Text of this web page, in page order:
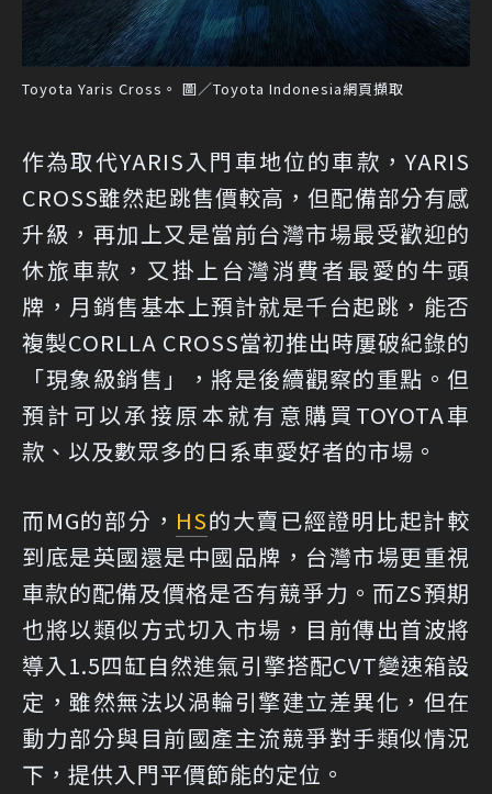
Toyota Yaris Cross。 圖／Toyota Indonesia網頁擷取
作為取代YARIS入門車地位的車款，YARIS
CROSS雖然起跳售價較高，但配備部分有感
升級，再加上又是當前台灣市場最受歡迎的
休旅車款，又掛上台灣消費者最愛的牛頭
牌，月銷售基本上預計就是千台起跳，能否
複製CORLLA CROSS當初推出時屢破紀錄的
「現象級銷售」，將是後續觀察的重點。但
預計可以承接原本就有意購買TOYOTA車
款、以及數眾多的日系車愛好者的市場。
而MG的部分， HS的大賣已經證明比起計較
到底是英國還是中國品牌，台灣市場更重視
車款的配備及價格是否有競爭力。而ZS預期
也將以類似方式切入市場，目前傳出首波將
導入1.5四缸自然進氣引擎搭配CVT變速箱設
定，雖然無法以渦輪引擎建立差異化，但在
動力部分與目前國產主流競爭對手類似情況
下，提供入門平價節能的定位。